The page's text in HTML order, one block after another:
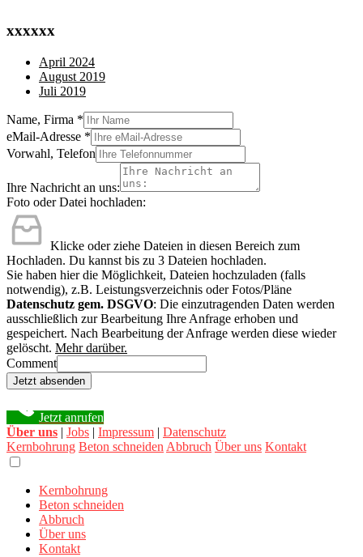
xxxxxx
April 2024
August 2019
Juli 2019
Name, Firma *
eMail-Adresse *
Vorwahl, Telefon
Ihre Nachricht an uns:
Foto oder Datei hochladen:
Klicke oder ziehe Dateien in diesen Bereich zum
Hochladen. Du kannst bis zu 3 Dateien hochladen.
Sie haben hier die Möglichkeit, Dateien hochzuladen (falls
notwendig), z.B. Leistungsverzeichnis oder Fotos/Pläne
Datenschutz gem. DSGVO: Die einzutragenden Daten werden
ausschließlich zur Bearbeitung Ihre Anfrage erhoben und
gespeichert. Nach Bearbeitung der Anfrage werden diese wieder
gelöscht. Mehr darüber.
Comment
Jetzt absenden
Jetzt anrufen
Über uns | Jobs | Impressum | Datenschutz
Kernbohrung Beton schneiden Abbruch Über uns Kontakt
Kernbohrung
Beton schneiden
Abbruch
Über uns
Kontakt